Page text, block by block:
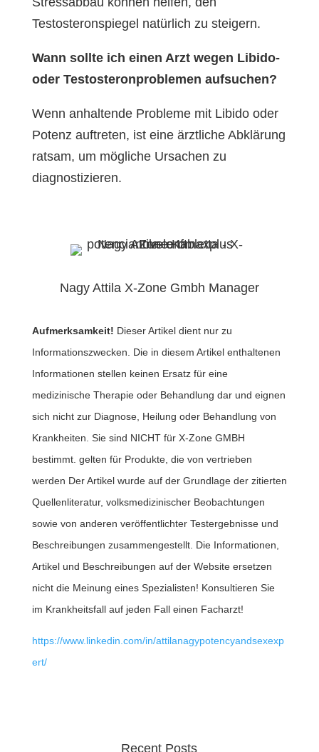
Testosteronspiegel natürlich zu steigern.
Wann sollte ich einen Arzt wegen Libido-
oder Testosteronproblemen aufsuchen?
Wenn anhaltende Probleme mit Libido oder
Potenz auftreten, ist eine ärztliche Abklärung
ratsam, um mögliche Ursachen zu
diagnostizieren.
Nagy Attila X-Zone Gmbh Manager
Aufmerksamkeit! Dieser Artikel dient nur zu
Informationszwecken. Die in diesem Artikel enthaltenen
Informationen stellen keinen Ersatz für eine
medizinische Therapie oder Behandlung dar und eignen
sich nicht zur Diagnose, Heilung oder Behandlung von
Krankheiten. Sie sind NICHT für X-Zone GMBH
bestimmt. gelten für Produkte, die von vertrieben
werden Der Artikel wurde auf der Grundlage der zitierten
Quellenliteratur, volksmedizinischer Beobachtungen
sowie von anderen veröffentlichter Testergebnisse und
Beschreibungen zusammengestellt. Die Informationen,
Artikel und Beschreibungen auf der Website ersetzen
nicht die Meinung eines Spezialisten! Konsultieren Sie
im Krankheitsfall auf jeden Fall einen Facharzt!
https://www.linkedin.com/in/attilanagypotencyandsexexp
ert/
Recent Posts